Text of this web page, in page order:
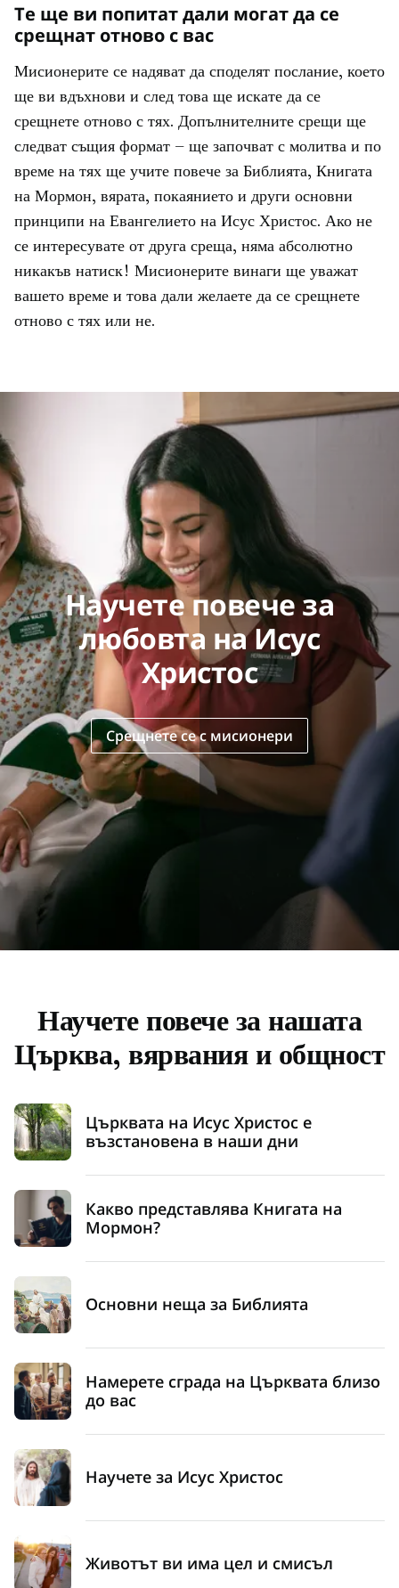
Те ще ви попитат дали могат да се
срещнат отново с вас
Мисионерите се надяват да споделят послание, което
ще ви вдъхнови и след това ще искате да се
срещнете отново с тях. Допълнителните срещи ще
следват същия формат – ще започват с молитва и по
време на тях ще учите повече за Библията, Книгата
на Мормон, вярата, покаянието и други основни
принципи на Евангелието на Исус Христос. Ако не
се интересувате от друга среща, няма абсолютно
никакъв натиск! Мисионерите винаги ще уважат
вашето време и това дали желаете да се срещнете
отново с тях или не.
Научете повече за
любовта на Исус
Христос
Срещнете се с мисионери
Научете повече за нашата
Църква, вярвания и общност
Църквата на Исус Христос е
възстановена в наши дни
Какво представлява Книгата на
Мормон?
Основни неща за Библията
Намерете сграда на Църквата близо
до вас
Научете за Исус Христос
Животът ви има цел и смисъл